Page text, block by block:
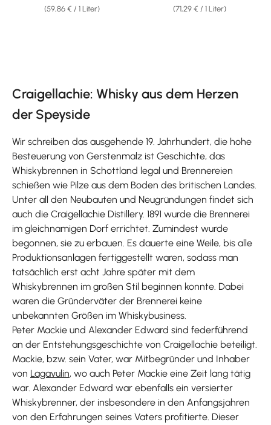
(59,86 € / 1 Liter) (71,29 € / 1 Liter)
Craigellachie: Whisky aus dem Herzen
der Speyside
Wir schreiben das ausgehende 19. Jahrhundert, die hohe
Besteuerung von Gerstenmalz ist Geschichte, das
Whiskybrennen in Schottland legal und Brennereien
schießen wie Pilze aus dem Boden des britischen Landes.
Unter all den Neubauten und Neugründungen findet sich
auch die Craigellachie Distillery. 1891 wurde die Brennerei
im gleichnamigen Dorf errichtet. Zumindest wurde
begonnen, sie zu erbauen. Es dauerte eine Weile, bis alle
Produktionsanlagen fertiggestellt waren, sodass man
tatsächlich erst acht Jahre später mit dem
Whiskybrennen im großen Stil beginnen konnte. Dabei
waren die Gründerväter der Brennerei keine
unbekannten Größen im Whiskybusiness.
Peter Mackie und Alexander Edward sind federführend
an der Entstehungsgeschichte von Craigellachie beteiligt.
Mackie, bzw. sein Vater, war Mitbegründer und Inhaber
von Lagavulin, wo auch Peter Mackie eine Zeit lang tätig
war. Alexander Edward war ebenfalls ein versierter
Whiskybrenner, der insbesondere in den Anfangsjahren
von den Erfahrungen seines Vaters profitierte. Dieser